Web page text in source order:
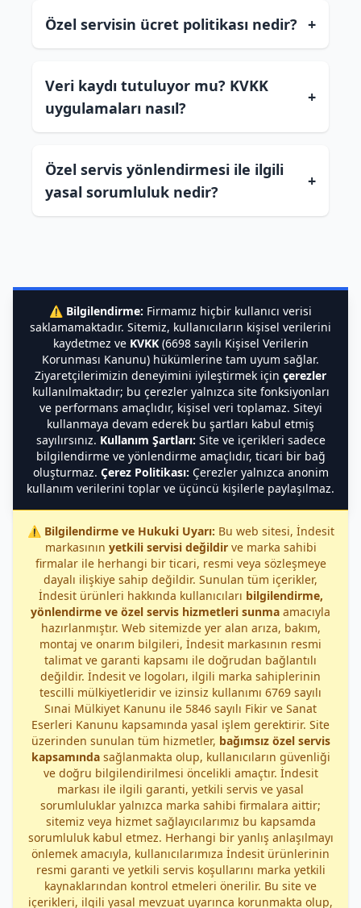
Özel servisin ücret politikası nedir? +
Veri kaydı tutuluyor mu? KVKK
uygulamaları nasıl?
+
Özel servis yönlendirmesi ile ilgili
yasal sorumluluk nedir?
+
⚠️ Bilgilendirme: Firmamız hiçbir kullanıcı verisi
saklamamaktadır. Sitemiz, kullanıcıların kişisel verilerini
kaydetmez ve KVKK(6698 sayılı Kişisel Verilerin
Korunması Kanunu) hükümlerine tam uyum sağlar.
Ziyaretçilerimizin deneyimini iyileştirmek için çerezler
kullanılmaktadır; bu çerezler yalnızca site fonksiyonları
ve performans amaçlıdır, kişisel veri toplamaz. Siteyi
kullanmaya devam ederek bu şartları kabul etmiş
sayılırsınız. Kullanım Şartları: Site ve içerikleri sadece
bilgilendirme ve yönlendirme amaçlıdır, ticari bir bağ
oluşturmaz. Çerez Politikası: Çerezler yalnızca anonim
kullanım verilerini toplar ve üçüncü kişilerle paylaşılmaz.
⚠️ Bilgilendirme ve Hukuki Uyarı: Bu web sitesi, İndesit
markasının yetkili servisi değildirve marka sahibi
firmalar ile herhangi bir ticari, resmi veya sözleşmeye
dayalı ilişkiye sahip değildir. Sunulan tüm içerikler,
İndesit ürünleri hakkında kullanıcıları bilgilendirme,
yönlendirme ve özel servis hizmetleri sunma amacıyla
hazırlanmıştır. Web sitemizde yer alan arıza, bakım,
montaj ve onarım bilgileri, İndesit markasının resmi
talimat ve garanti kapsamı ile doğrudan bağlantılı
değildir. İndesit ve logoları, ilgili marka sahiplerinin
tescilli mülkiyetleridir ve izinsiz kullanımı 6769 sayılı
Sınai Mülkiyet Kanunu ile 5846 sayılı Fikir ve Sanat
Eserleri Kanunu kapsamında yasal işlem gerektirir. Site
üzerinden sunulan tüm hizmetler, bağımsız özel servis
kapsamındasağlanmakta olup, kullanıcıların güvenliği
ve doğru bilgilendirilmesi öncelikli amaçtır. İndesit
markası ile ilgili garanti, yetkili servis ve yasal
sorumluluklar yalnızca marka sahibi firmalara aittir;
sitemiz veya hizmet sağlayıcılarımız bu kapsamda
sorumluluk kabul etmez. Herhangi bir yanlış anlaşılmayı
önlemek amacıyla, kullanıcılarımıza İndesit ürünlerinin
resmi garanti ve yetkili servis koşullarını marka yetkili
kaynaklarından kontrol etmeleri önerilir. Bu site ve
içerikleri, ilgili yasal mevzuat uyarınca korunmakta olup,